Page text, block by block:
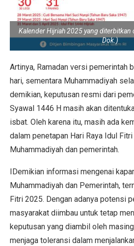
Kalender Hijriah 2025 yang diterbitkan
Dok.)
Artinya, Ramadan versi pemerintah
hari, sementara Muhammadiyah
demikian, keputusan resmi dari
Syawal 1446 H masih akan
isbat. Oleh karena itu, masih ada
dalam penetapan Hari Raya Idul Fitri
Muhammadiyah dan pemerintah.
IDemikian informasi mengenai
Muhammadiyah dan Pemerintah,
Fitri 2025. Dengan adanya potensi
masyarakat diimbau untuk tetap
keputusan yang diambil oleh
menjaga toleransi dalam